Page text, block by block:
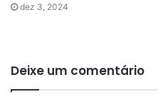
dez 3, 2024
Deixe um comentário